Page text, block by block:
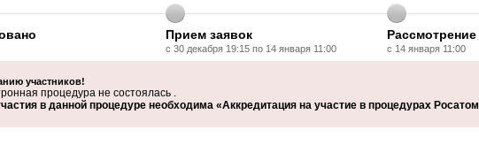
Прием заявок
с 30 декабря 19:15 по 14 января 11:00
Рассмотрение
с 14 января 11:00
участников!
процедура не состоялась .
в данной процедуре необходима «Аккредитация на участие в процедурах